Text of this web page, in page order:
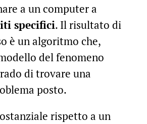
a un computer a
specifici. Il risultato di
è un algoritmo che,
del fenomeno
di trovare una
posto.
rispetto a un